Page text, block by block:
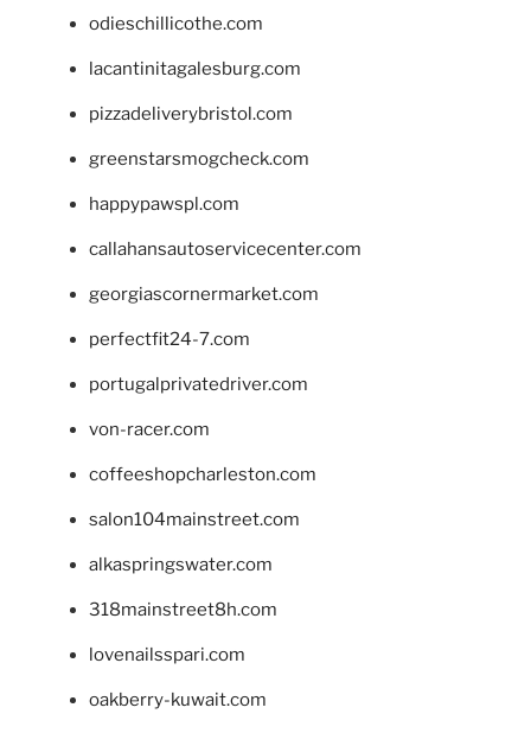
odieschillicothe.com
lacantinitagalesburg.com
pizzadeliverybristol.com
greenstarsmogcheck.com
happypawspl.com
callahansautoservicecenter.com
georgiascornermarket.com
perfectfit24-7.com
portugalprivatedriver.com
von-racer.com
coffeeshopcharleston.com
salon104mainstreet.com
alkaspringswater.com
318mainstreet8h.com
lovenailsspari.com
oakberry-kuwait.com